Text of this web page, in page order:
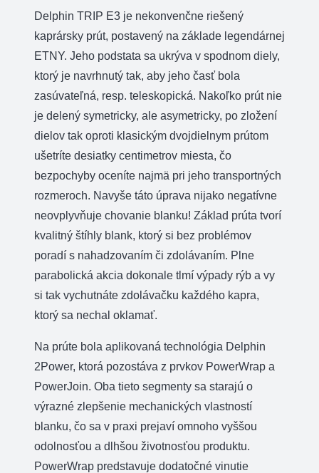
Delphin TRIP E3 je nekonvenčne riešený
kaprársky prút, postavený na základe legendárnej
ETNY. Jeho podstata sa ukrýva v spodnom diely,
ktorý je navrhnutý tak, aby jeho časť bola
zasúvateľná, resp. teleskopická. Nakoľko prút nie
je delený symetricky, ale asymetricky, po zložení
dielov tak oproti klasickým dvojdielnym prútom
ušetríte desiatky centimetrov miesta, čo
bezpochyby oceníte najmä pri jeho transportných
rozmeroch. Navyše táto úprava nijako negatívne
neovplyvňuje chovanie blanku! Základ prúta tvorí
kvalitný štíhly blank, ktorý si bez problémov
poradí s nahadzovaním či zdolávaním. Plne
parabolická akcia dokonale tlmí výpady rýb a vy
si tak vychutnáte zdolávačku každého kapra,
ktorý sa nechal oklamať.
Na prúte bola aplikovaná technológia Delphin
2Power, ktorá pozostáva z prvkov PowerWrap a
PowerJoin. Oba tieto segmenty sa starajú o
výrazné zlepšenie mechanických vlastností
blanku, čo sa v praxi prejaví omnoho vyššou
odolnosťou a dlhšou životnosťou produktu.
PowerWrap predstavuje dodatočné vinutie